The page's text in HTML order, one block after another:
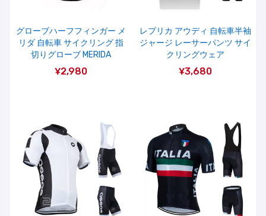
グローブハーフフィンガー メ
リダ 自転車 サイクリング 指
切りグローブ MERIDA
¥2,980
レプリカ アウディ 自転車半袖
ジャージ レーサーパンツ サイ
クリングウェア
¥3,680